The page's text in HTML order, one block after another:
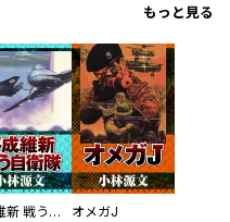
もっと見る
平成維新 戦う自衛隊 オメガJ